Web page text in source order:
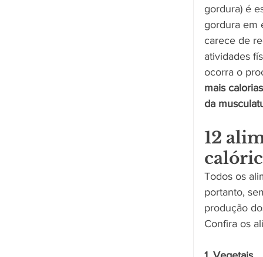
gordura) é
gordura em
carece de
atividades
ocorra o
mais
da
12
Todos os
portanto,
produção
Confira os